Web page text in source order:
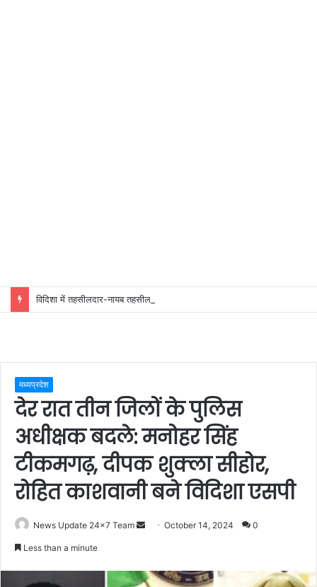
मध्यप्रदेश
देर रात तीन जिलों के पुलिस
अधीक्षक बदले: मनोहर सिंह
टीकमगढ़, दीपक शुक्ला सीहोर,
रोहित काशवानी बने विदिशा एसपी
News Update 24x7 Team
SendOctober 14, 2024 0
Less than a minute